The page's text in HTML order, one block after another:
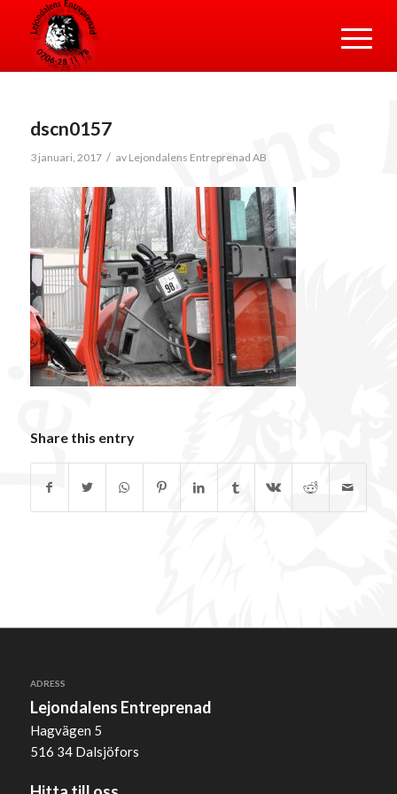
dscn0157
3 januari, 2017 / av Lejondalens Entreprenad AB
Share this entry
ADRESS
Lejondalens Entreprenad
Hagvägen 5
516 34 Dalsjöfors